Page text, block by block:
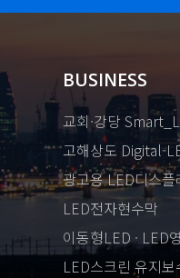
BUSINESS
교회·강당
고해상도 Digital-
광고용 LED디스플
LED전자현수막
이동형LED · LED
LED스크린 유지보